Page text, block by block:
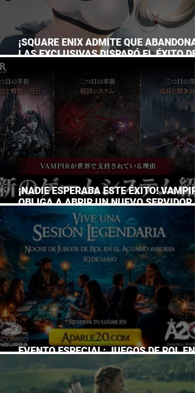
¡SQUARE ENIX ADMITE QUE
LAS EXCLUSIVAS DISPARÓ EL ÉXITO DE
¡NADIE ESPERABA ESTE ÉXITO! VAMPIR
OBLIGA A ABRIR UN NUEVO SERVIDOR
JAPÓN A SOLO DOS DÍAS DE SU
LANZAMIENTO
EVENTO ESPECIAL: JUEGOS DE ROL EN